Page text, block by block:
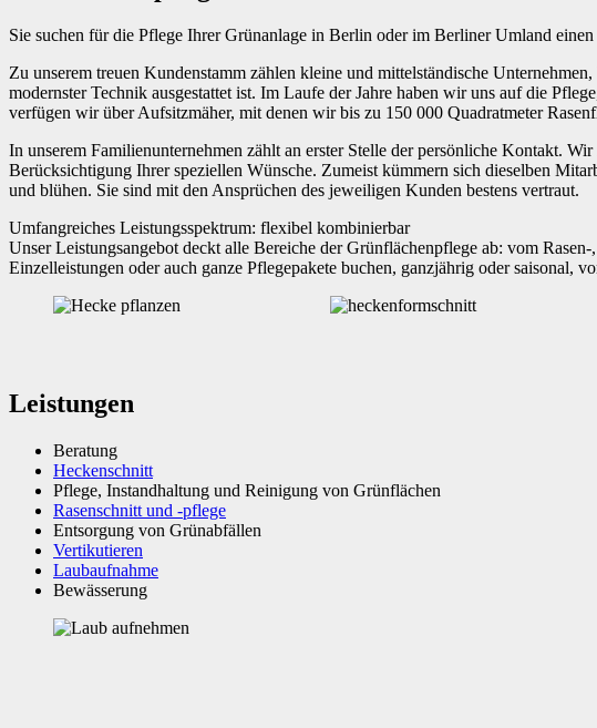
Sie suchen für die Pflege Ihrer Grünanlage in Berlin oder im Berliner Umland
Zu unserem treuen Kundenstamm zählen kleine und mittelständische
modernster Technik ausgestattet ist. Im Laufe der Jahre haben wir uns auf die
verfügen wir über Aufsitzmäher, mit denen wir bis zu 150 000 Quadratmeter
In unserem Familienunternehmen zählt an erster Stelle der persönliche Kontakt.
Berücksichtigung Ihrer speziellen Wünsche. Zumeist kümmern sich dieselben
und blühen. Sie sind mit den Ansprüchen des jeweiligen Kunden bestens vertraut.
Umfangreiches Leistungsspektrum: flexibel kombinierbar
Unser Leistungsangebot deckt alle Bereiche der Grünflächenpflege ab: vom
Einzelleistungen oder auch ganze Pflegepakete buchen, ganzjährig oder saisonal,
Leistungen
Beratung
Heckenschnitt
Pflege, Instandhaltung und Reinigung von Grünflächen
Rasenschnitt und -pflege
Entsorgung von Grünabfällen
Vertikutieren
Laubaufnahme
Bewässerung